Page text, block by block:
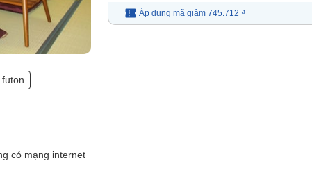
có mạng internet
Áp dụng mã giảm 745.712 ₫